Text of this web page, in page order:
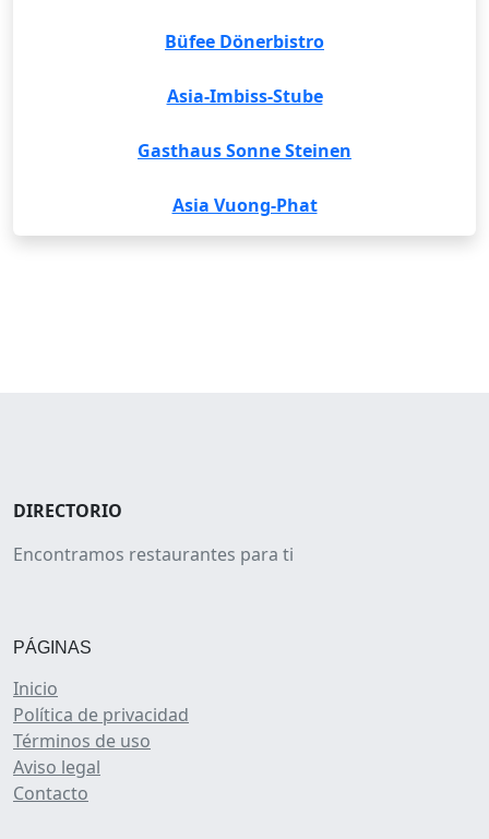
Büfee Dönerbistro
Asia-Imbiss-Stube
Gasthaus Sonne Steinen
Asia Vuong-Phat
DIRECTORIO
Encontramos restaurantes para ti
PÁGINAS
Inicio
Política de privacidad
Términos de uso
Aviso legal
Contacto